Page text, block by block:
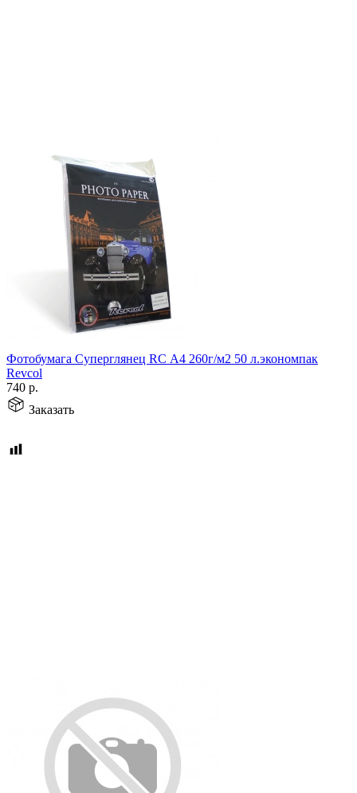
Фотобумага Суперглянец RC А4 260г/м2 50 л.экономпак
Revcol
740 р.
Заказать